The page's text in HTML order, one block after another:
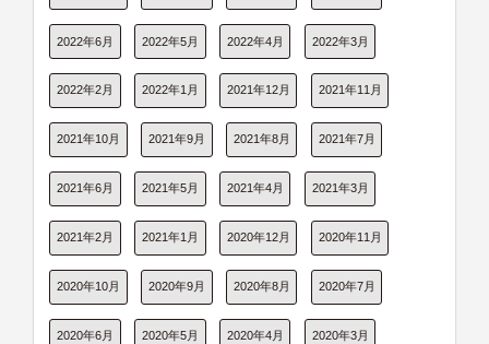
2022年6月 2022年5月 2022年4月 2022年3月
2022年2月 2022年1月 2021年12月 2021年11月
2021年10月 2021年9月 2021年8月 2021年7月
2021年6月 2021年5月 2021年4月 2021年3月
2021年2月 2021年1月 2020年12月 2020年11月
2020年10月 2020年9月 2020年8月 2020年7月
2020年6月 2020年5月 2020年4月 2020年3月